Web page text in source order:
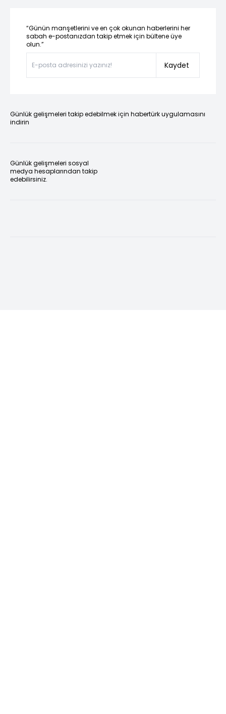
“Günün manşetlerini ve en çok okunan haberlerini her
sabah e-postanızdan takip etmek için bültene üye
olun.”
Kaydet
Günlük gelişmeleri takip edebilmek için habertürk uygulamasını
indirin
Günlük gelişmeleri sosyal
medya hesaplarından takip
edebilirsiniz.